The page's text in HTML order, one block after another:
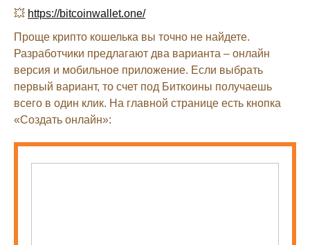
💥 https://bitcoinwallet.one/
Проще крипто кошелька вы точно не найдете.
Разработчики предлагают два варианта – онлайн
версия и мобильное приложение. Если выбрать
первый вариант, то счет под Биткоины получаешь
всего в один клик. На главной странице есть кнопка
«Создать онлайн»: